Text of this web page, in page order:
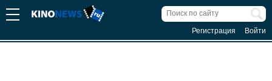
Регистрация Войти